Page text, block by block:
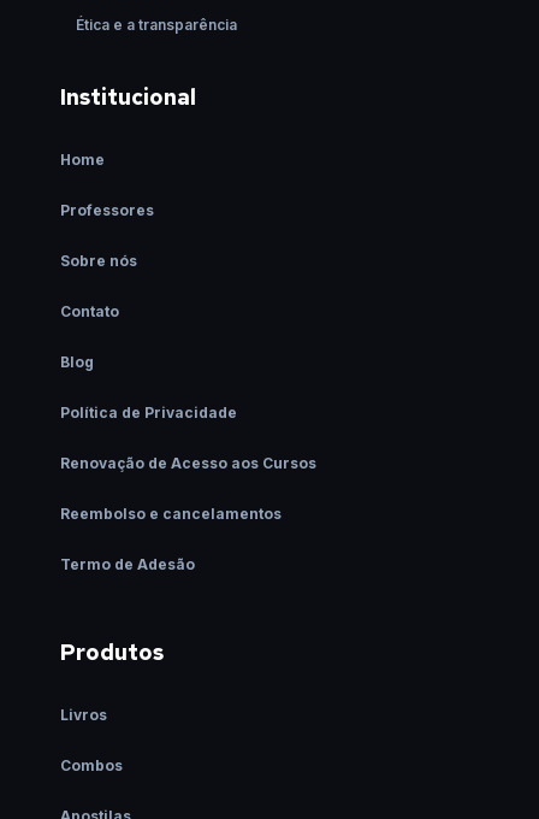
Ética e a transparência
Institucional
Home
Professores
Sobre nós
Contato
Blog
Política de Privacidade
Renovação de Acesso aos Cursos
Reembolso e cancelamentos
Termo de Adesão
Produtos
Livros
Combos